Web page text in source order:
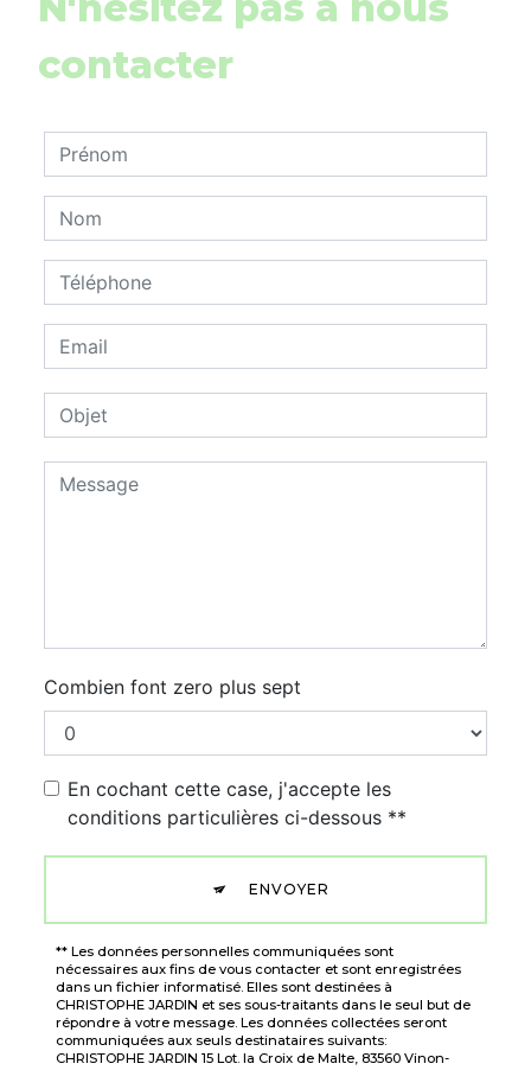
contacter
Combien font zero plus sept
En cochant cette case, j'accepte les
conditions particulières ci-dessous **
ENVOYER
** Les données personnelles communiquées sont
nécessaires aux fins de vous contacter et sont enregistrées
dans un fichier informatisé. Elles sont destinées à
CHRISTOPHE JARDIN et ses sous-traitants dans le seul but de
répondre à votre message. Les données collectées seront
communiquées aux seuls destinataires suivants:
CHRISTOPHE JARDIN 15 Lot. la Croix de Malte, 83560 Vinon-